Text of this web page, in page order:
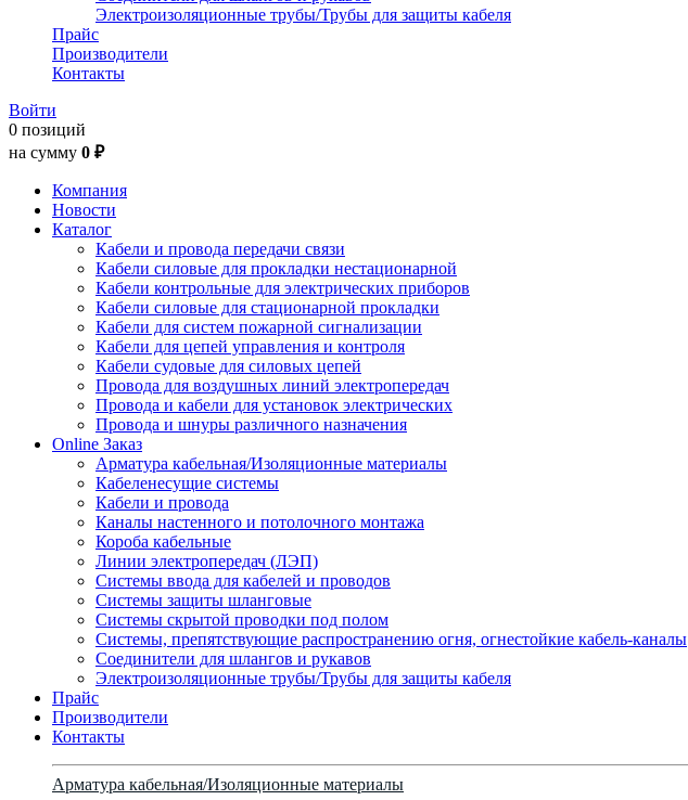
Электроизоляционные трубы/Трубы для защиты кабеля
Прайс
Производители
Контакты
Войти
0 позиций
на сумму 0 ₽
Компания
Новости
Каталог
Кабели и провода передачи связи
Кабели силовые для прокладки нестационарной
Кабели контрольные для электрических приборов
Кабели силовые для стационарной прокладки
Кабели для систем пожарной сигнализации
Кабели для цепей управления и контроля
Кабели судовые для силовых цепей
Провода для воздушных линий электропередач
Провода и кабели для установок электрических
Провода и шнуры различного назначения
Online Заказ
Арматура кабельная/Изоляционные материалы
Кабеленесущие системы
Кабели и провода
Каналы настенного и потолочного монтажа
Короба кабельные
Линии электропередач (ЛЭП)
Системы ввода для кабелей и проводов
Системы защиты шланговые
Системы скрытой проводки под полом
Системы, препятствующие распространению огня, огнестойкие кабель-каналы
Соединители для шлангов и рукавов
Электроизоляционные трубы/Трубы для защиты кабеля
Прайс
Производители
Контакты
Арматура кабельная/Изоляционные материалы